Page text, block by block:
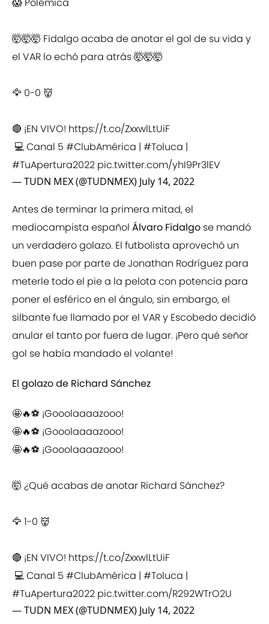
🤯🤯🤯 Fidalgo acaba de anotar el gol de su vida y
el VAR lo echó para atrás 🤯🤯🤯
🦅 0-0 👹
🔴 ¡EN VIVO! https://t.co/ZxxwlLtUiF
💻 Canal 5 #ClubAmérica | #Toluca |
#TuApertura2022 pic.twitter.com/yhI9Pr3lEV
— TUDN MEX (@TUDNMEX) July 14, 2022
Antes de terminar la primera mitad, el
mediocampista español Álvaro Fidalgo se mandó
un verdadero golazo. El futbolista aprovechó un
buen pase por parte de Jonathan Rodríguez para
meterle todo el pie a la pelota con potencia para
poner el esférico en el ángulo, sin embargo, el
silbante fue llamado por el VAR y Escobedo decidió
anular el tanto por fuera de lugar. ¡Pero qué señor
gol se había mandado el volante!
El golazo de Richard Sánchez
🤩🔥⚽ ¡Gooolaaaazooo!
🤩🔥⚽ ¡Gooolaaaazooo!
🤩🔥⚽ ¡Gooolaaaazooo!
🤯 ¿Qué acabas de anotar Richard Sánchez?
🦅 1-0 👹
🔴 ¡EN VIVO! https://t.co/ZxxwlLtUiF
💻 Canal 5 #ClubAmérica | #Toluca |
#TuApertura2022 pic.twitter.com/R292WTrO2U
— TUDN MEX (@TUDNMEX) July 14, 2022